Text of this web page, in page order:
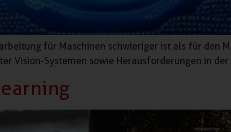
für Maschinen schwieriger ist als für den
Vision-Systemen sowie Herausforderungen in